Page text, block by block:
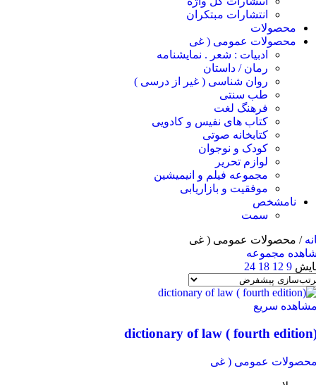
انتشارات مبتکران
محصولات
محصولات عمومی ( غی
ادبیات : شعر . نمایشنامه
رمان / داستان
روان شناسی ( غیر از درسی )
طب سنتی
فرهنگ لغت
کتاب های نفیس و کادویی
کتابخانه صوتی
کودک و نوجوان
لوازم تحریر
مجموعه فیلم و انیمیشین
موفقیت و بازاریابی
نامشخص
سمت
/ محصولات عمومی ( غی
مجموعه
9
12
18
24
سریع
عمومی ( غی